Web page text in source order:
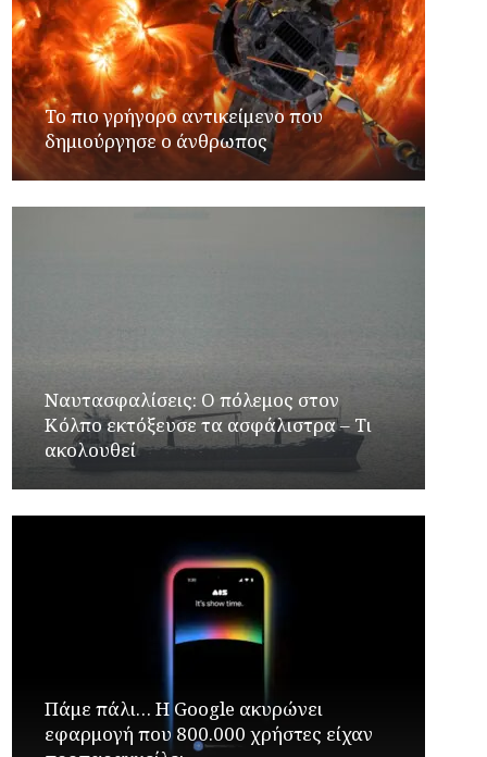
Το πιο γρήγορο αντικείμενο που
δημιούργησε ο άνθρωπος
Ναυτασφαλίσεις: Ο πόλεμος στον
Κόλπο εκτόξευσε τα ασφάλιστρα – Τι
ακολουθεί
Πάμε πάλι… Η Google ακυρώνει
εφαρμογή που 800.000 χρήστες είχαν